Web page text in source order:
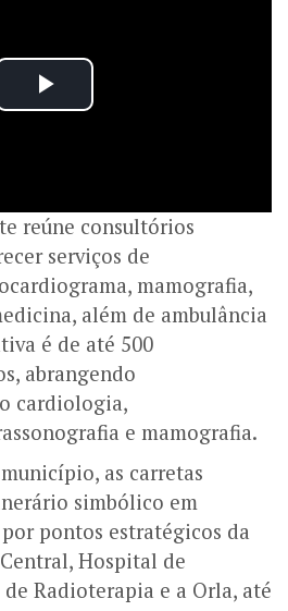
reúne consultórios
serviços de
mamografia,
além de ambulância
é de até 500
abrangendo
cardiologia,
e mamografia.
as carretas
simbólico em
pontos estratégicos da
Hospital de
Radioterapia e a Orla, até